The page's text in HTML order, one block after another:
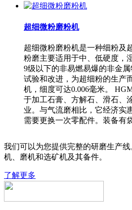
超细微粉磨粉机
超细微粉磨粉机是一种细粉及
粉磨主要适用于中、低硬度，
9级以下的非易燃易爆的非金
试验和改进，为超细粉的生产
机，细度可达0.006毫米。
于加工石膏、方解石、滑石、
业。与气流磨相比，它经济实
需要更换一次零配件。装备有
我们可以为您提供完整的研磨生产
机、磨机和选矿机及其备件。
了解更多